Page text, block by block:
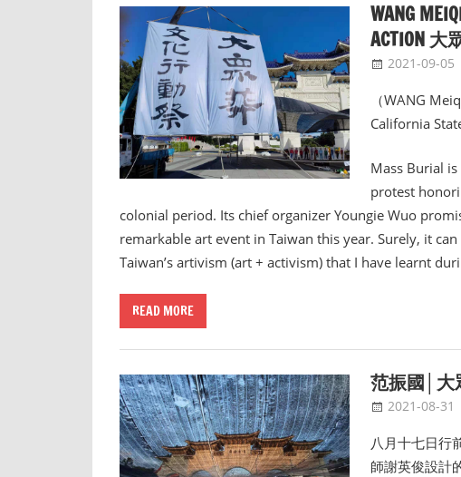
WANG
ACTION 大
2021-09-05
（WANG
California
Mass Burial
protest
colonial period. Its chief organizer Youngie Wuo
remarkable art event in Taiwan this year. Surely, it
Taiwan’s artivism (art + activism) that I have learnt
READ MORE
范振國│大
2021-08-31
八月十七日行
師謝英俊設計